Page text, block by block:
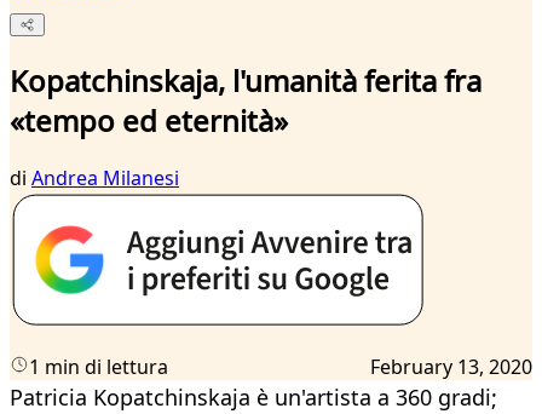
Kopatchinskaja, l'umanità ferita fra
«tempo ed eternità»
di Andrea Milanesi
1 min di lettura February 13, 2020
Patricia Kopatchinskaja è un'artista a 360 gradi;